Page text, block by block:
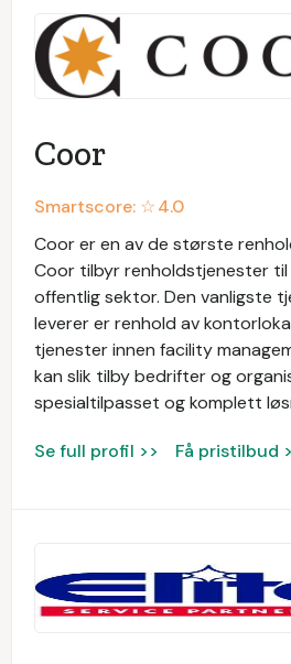
Coor
Smartscore: ☆4.0
Coor er en av de største
Coor tilbyr renholdstjenester
offentlig sektor. Den vanligste
leverer er renhold av
tjenester innen facility
kan slik tilby bedrifter og
spesialtilpasset og komplett
Se full profil >> Få pristilbud